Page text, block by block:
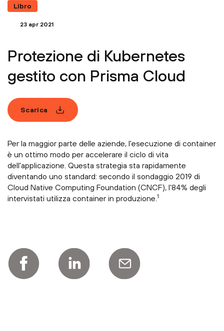
Libro
23 apr 2021
Protezione di Kubernetes
gestito con Prisma Cloud
Scarica
Per la maggior parte delle aziende, l'esecuzione di container
è un ottimo modo per accelerare il ciclo di vita
dell'applicazione. Questa strategia sta rapidamente
diventando uno standard: secondo il sondaggio 2019 di
Cloud Native Computing Foundation (CNCF), l'84% degli
intervistati utilizza container in produzione. 1